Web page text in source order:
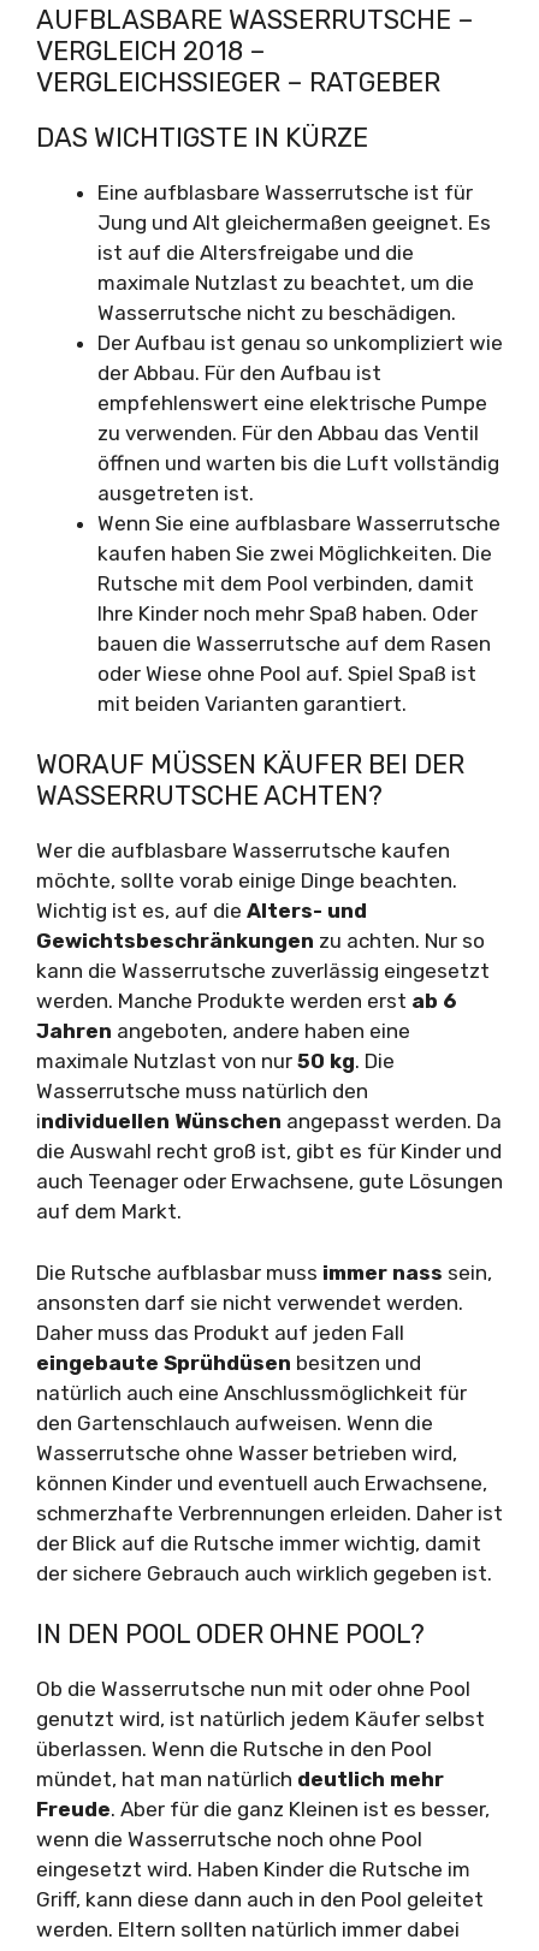
AUFBLASBARE WASSERRUTSCHE –
VERGLEICH 2018 –
VERGLEICHSSIEGER – RATGEBER
DAS WICHTIGSTE IN KÜRZE
Eine aufblasbare Wasserrutsche ist für
Jung und Alt gleichermaßen geeignet. Es
ist auf die Altersfreigabe und die
maximale Nutzlast zu beachtet, um die
Wasserrutsche nicht zu beschädigen.
Der Aufbau ist genau so unkompliziert wie
der Abbau. Für den Aufbau ist
empfehlenswert eine elektrische Pumpe
zu verwenden. Für den Abbau das Ventil
öffnen und warten bis die Luft vollständig
ausgetreten ist.
Wenn Sie eine aufblasbare Wasserrutsche
kaufen haben Sie zwei Möglichkeiten. Die
Rutsche mit dem Pool verbinden, damit
Ihre Kinder noch mehr Spaß haben. Oder
bauen die Wasserrutsche auf dem Rasen
oder Wiese ohne Pool auf. Spiel Spaß ist
mit beiden Varianten garantiert.
WORAUF MÜSSEN KÄUFER BEI DER
WASSERRUTSCHE ACHTEN?
Wer die aufblasbare Wasserrutsche kaufen
möchte, sollte vorab einige Dinge beachten.
Wichtig ist es, auf die Alters- und
Gewichtsbeschränkungen zu achten. Nur so
kann die Wasserrutsche zuverlässig eingesetzt
werden. Manche Produkte werden erst ab 6
Jahren angeboten, andere haben eine
maximale Nutzlast von nur 50 kg. Die
Wasserrutsche muss natürlich den
individuellen Wünschen angepasst werden. Da
die Auswahl recht groß ist, gibt es für Kinder und
auch Teenager oder Erwachsene, gute Lösungen
auf dem Markt.
Die Rutsche aufblasbar muss immer nass sein,
ansonsten darf sie nicht verwendet werden.
Daher muss das Produkt auf jeden Fall
eingebaute Sprühdüsen besitzen und
natürlich auch eine Anschlussmöglichkeit für
den Gartenschlauch aufweisen. Wenn die
Wasserrutsche ohne Wasser betrieben wird,
können Kinder und eventuell auch Erwachsene,
schmerzhafte Verbrennungen erleiden. Daher ist
der Blick auf die Rutsche immer wichtig, damit
der sichere Gebrauch auch wirklich gegeben ist.
IN DEN POOL ODER OHNE POOL?
Ob die Wasserrutsche nun mit oder ohne Pool
genutzt wird, ist natürlich jedem Käufer selbst
überlassen. Wenn die Rutsche in den Pool
mündet, hat man natürlich deutlich mehr
Freude. Aber für die ganz Kleinen ist es besser,
wenn die Wasserrutsche noch ohne Pool
eingesetzt wird. Haben Kinder die Rutsche im
Griff, kann diese dann auch in den Pool geleitet
werden. Eltern sollten natürlich immer dabei